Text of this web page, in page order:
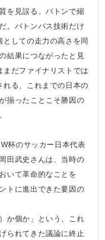
を見誤る。バトンで縮
。バトンパス技術だけ
しての走力の高さを同
結果につながったと見
まだファイナリストでは
れる、これまでの日本の
揃ったことこそ勝因の
杯のサッカー日本代表
田武史さんは、当時の
いて革命的なことを
トに進出できた要因の
か個か」という、これ
られてきた議論に終止